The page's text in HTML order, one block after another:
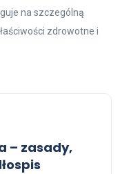
na szczególną
zdrowotne i
– zasady,